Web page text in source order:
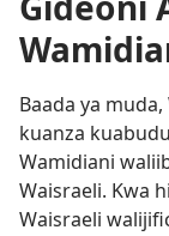
Baada ya
kuanza
Wamidiani
Waisraeli. Kwa
Waisraeli